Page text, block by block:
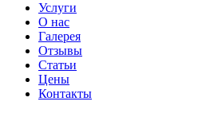
Услуги
O нас
Галерея
Отзывы
Статьи
Цены
Контакты